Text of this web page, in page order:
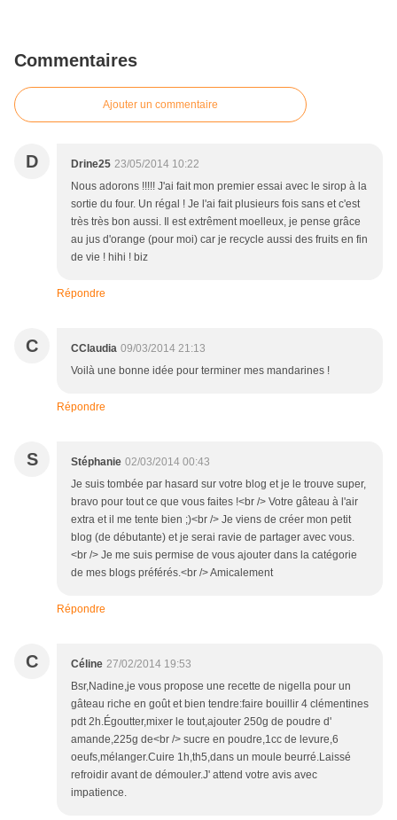
Commentaires
Ajouter un commentaire
D Drine25 23/05/2014 10:22
Nous adorons !!!!! J'ai fait mon premier essai avec le sirop à la
sortie du four. Un régal ! Je l'ai fait plusieurs fois sans et c'est
très très bon aussi. Il est extrêment moelleux, je pense grâce
au jus d'orange (pour moi) car je recycle aussi des fruits en fin
de vie ! hihi ! biz
Répondre
C CClaudia 09/03/2014 21:13
Voilà une bonne idée pour terminer mes mandarines !
Répondre
S Stéphanie 02/03/2014 00:43
Je suis tombée par hasard sur votre blog et je le trouve super,
bravo pour tout ce que vous faites !<br /> Votre gâteau à l'air
extra et il me tente bien ;)<br /> Je viens de créer mon petit
blog (de débutante) et je serai ravie de partager avec vous.
<br /> Je me suis permise de vous ajouter dans la catégorie
de mes blogs préférés.<br /> Amicalement
Répondre
C Céline 27/02/2014 19:53
Bsr,Nadine,je vous propose une recette de nigella pour un
gâteau riche en goût et bien tendre:faire bouillir 4 clémentines
pdt 2h.Égoutter,mixer le tout,ajouter 250g de poudre d'
amande,225g de<br /> sucre en poudre,1cc de levure,6
oeufs,mélanger.Cuire 1h,th5,dans un moule beurré.Laissé
refroidir avant de démouler.J' attend votre avis avec
impatience.